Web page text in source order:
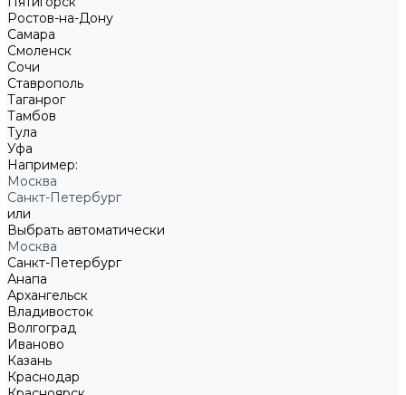
Ростов-на-Дону
Самара
Смоленск
Сочи
Ставрополь
Таганрог
Тамбов
Тула
Уфа
Например:
Москва
Санкт-Петербург
или
Выбрать автоматически
Москва
Санкт-Петербург
Анапа
Архангельск
Владивосток
Волгоград
Иваново
Казань
Краснодар